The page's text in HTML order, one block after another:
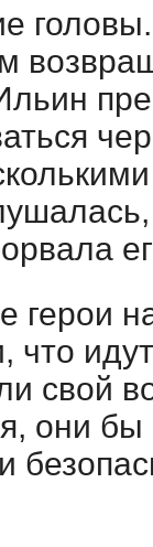
герои
что
свой
они бы